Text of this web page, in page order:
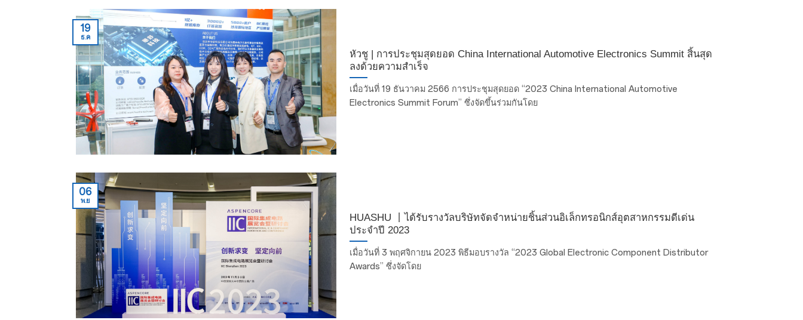
หัวชู | การประชุมสุดยอด China International Automotive Electronics Summit สิ้นสุด
ลงด้วยความสำเร็จ
เมื่อวันที่ 19 ธันวาคม 2566 การประชุมสุดยอด “2023 China International Automotive
Electronics Summit Forum” ซึ่งจัดขึ้นร่วมกันโดย
19
ธ.ค
HUASHU 丨ได้รับรางวัลบริษัทจัดจำหน่ายชิ้นส่วนอิเล็กทรอนิกส์อุตสาหกรรมดีเด่น
ประจำปี 2023
เมื่อวันที่ 3 พฤศจิกายน 2023 พิธีมอบรางวัล “2023 Global Electronic Component Distributor
Awards” ซึ่งจัดโดย
06
พ.ย